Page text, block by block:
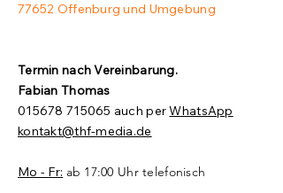
77652 Offenburg und Umgebung
Termin nach Vereinbarung.​
Fabian Thomas
015678 715065 auch perWhatsApp
kontakt@thf-media.de
Mo - Fr: ab 17:00 Uhr telefonisch